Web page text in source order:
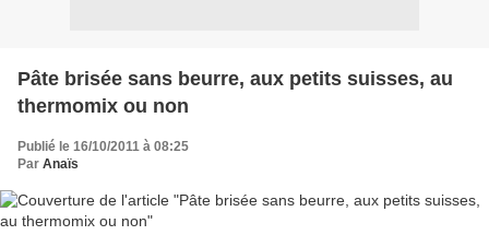
Pâte brisée sans beurre, aux petits suisses, au
thermomix ou non
Publié le 16/10/2011 à 08:25
Par Anaïs